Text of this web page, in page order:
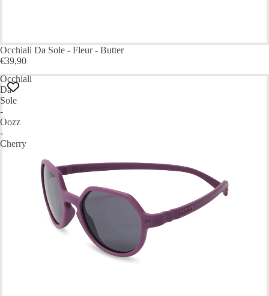
ESAURITO
Occhiali Da Sole - Fleur - Butter
€39,90
Occhiali
Da
Sole
-
Oozz
-
Cherry